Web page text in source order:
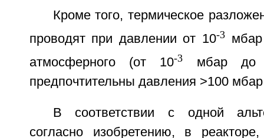
Кроме того, термическое
проводят при давлении от 10-3
атмосферного (от 10-3
мбар до
предпочтительны давления >100
В соответствии с одной
согласно изобретению, в